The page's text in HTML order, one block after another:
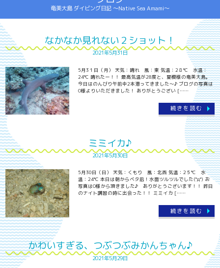
奄美大島 ダイビング日記 ～Native Sea Amami～
なかなか見れない２ショット！
2021年5月31日
5月3１日（月） 天気：晴れ 風：東 気温：2８℃ 水温：
24℃ 晴れたー！！ 最高気温が28度と、夏模様の奄美大島。
今日はのんびり午前中2本潜ってきました～♪ ブログの写真は
O様よりいただきました！ ありがとうござい [……
続きを読む
ミミイカ♪
2021年5月30日
5月30日（日） 天気：くもり 風：北西 気温：2５℃ 水
温：24℃ 本日は朝からベタ凪！水面ツルツルでした(°д°) お
写真はO様から頂きました♪ ありがとうございます！！ 昨日
のナイト講習の時に出会った！！ ミミイカ [……
続きを読む
かわいすぎる、つぶつぶみかんちゃん♪
2021年5月29日